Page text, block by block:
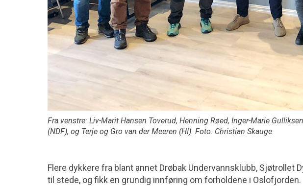
Fra venstre: Liv-Marit Hansen Toverud, Henning Røed, Inger-Marie
(NDF), og Terje og Gro van der Meeren (HI). Foto: Christian Skauge
Flere dykkere fra blant annet Drøbak Undervannsklubb, Sjøtrollet
til stede, og fikk en grundig innføring om forholdene i Oslofjorden.